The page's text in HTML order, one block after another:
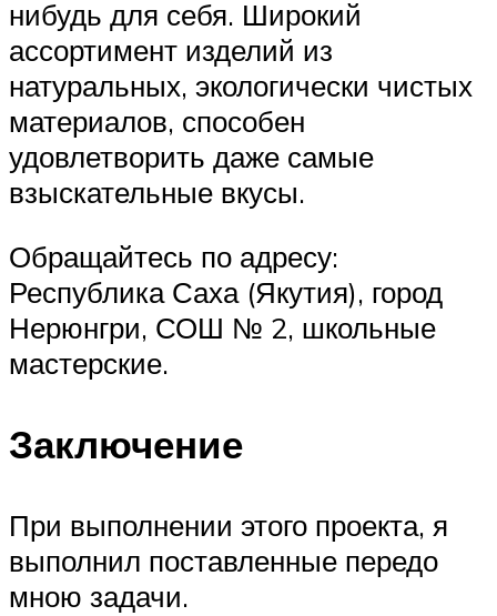
нибудь для себя. Широкий
ассортимент изделий из
натуральных, экологически чистых
материалов, способен
удовлетворить даже самые
взыскательные вкусы.
Обращайтесь по адресу:
Республика Саха (Якутия), город
Нерюнгри, СОШ № 2, школьные
мастерские.
Заключение
При выполнении этого проекта, я
выполнил поставленные передо
мною задачи.